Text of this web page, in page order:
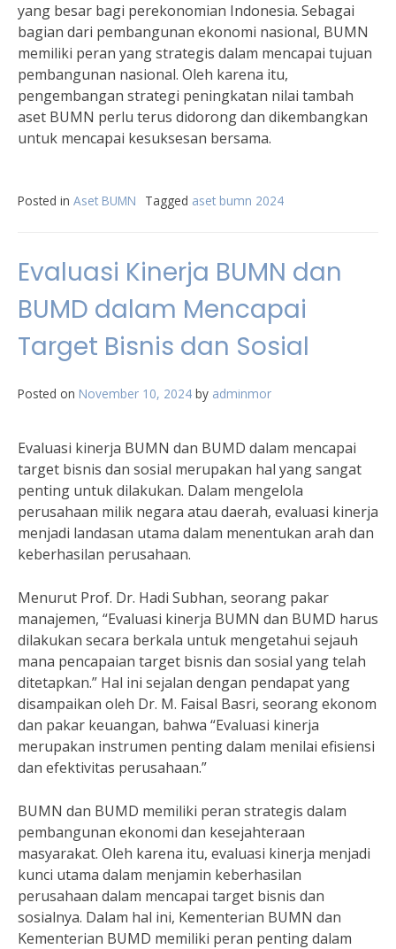
yang besar bagi perekonomian Indonesia. Sebagai
bagian dari pembangunan ekonomi nasional, BUMN
memiliki peran yang strategis dalam mencapai tujuan
pembangunan nasional. Oleh karena itu,
pengembangan strategi peningkatan nilai tambah
aset BUMN perlu terus didorong dan dikembangkan
untuk mencapai kesuksesan bersama.
Posted in Aset BUMN Tagged aset bumn 2024
Evaluasi Kinerja BUMN dan
BUMD dalam Mencapai
Target Bisnis dan Sosial
Posted on November 10, 2024 by adminmor
Evaluasi kinerja BUMN dan BUMD dalam mencapai
target bisnis dan sosial merupakan hal yang sangat
penting untuk dilakukan. Dalam mengelola
perusahaan milik negara atau daerah, evaluasi kinerja
menjadi landasan utama dalam menentukan arah dan
keberhasilan perusahaan.
Menurut Prof. Dr. Hadi Subhan, seorang pakar
manajemen, “Evaluasi kinerja BUMN dan BUMD harus
dilakukan secara berkala untuk mengetahui sejauh
mana pencapaian target bisnis dan sosial yang telah
ditetapkan.” Hal ini sejalan dengan pendapat yang
disampaikan oleh Dr. M. Faisal Basri, seorang ekonom
dan pakar keuangan, bahwa “Evaluasi kinerja
merupakan instrumen penting dalam menilai efisiensi
dan efektivitas perusahaan.”
BUMN dan BUMD memiliki peran strategis dalam
pembangunan ekonomi dan kesejahteraan
masyarakat. Oleh karena itu, evaluasi kinerja menjadi
kunci utama dalam menjamin keberhasilan
perusahaan dalam mencapai target bisnis dan
sosialnya. Dalam hal ini, Kementerian BUMN dan
Kementerian BUMD memiliki peran penting dalam